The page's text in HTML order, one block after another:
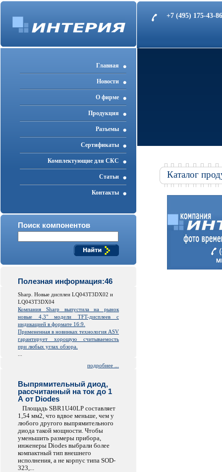
+7 (495) 175-43-
Главная
Новости
О фирме
Продукция
Разъемы
Cертификаты
Комплектующие для СКС
Статьи
Контакты
Поиск компонентов
Полезная информация:46
Sharp. Новые дисплеи LQ043T3DX02 и
LQ043T3DX04
Компания Sharp выпустила на рынок
новые 4,3" модели TFT-дисплеев с
индикацией в формате 16:9.
Примененная в новинках технология ASV
гарантирует хорошую считываемость
при любых углах обзора.
подробнее ...
Выпрямительный диод,
рассчитанный на ток до 1
А от Diodes
Площадь SBR1U40LP составляет
1,54 мм2, что вдвое меньше, чем у
любого другого выпрямительного
диода такой мощности. Чтобы
уменьшить размеры прибора,
инженеры Diodes выбрали более
компактный тип внешнего
исполнения, а не корпус типа SOD-
323,...
Каталог